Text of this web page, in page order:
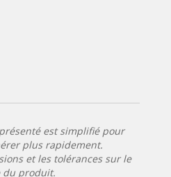
est simplifié pour
plus rapidement.
et les tolérances sur le
du produit.